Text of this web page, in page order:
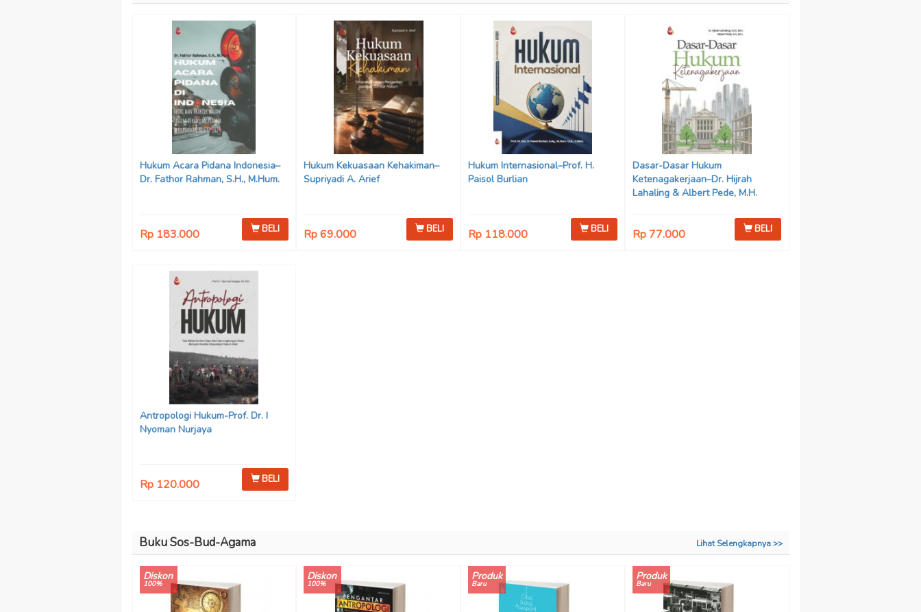
Hukum Acara Pidana Indonesia–
Dr. Fathor Rahman, S.H., M.Hum.
Rp 183.000 BELI
Hukum Kekuasaan Kehakiman–
Supriyadi A. Arief
Rp 69.000 BELI
Hukum Internasional–Prof. H.
Paisol Burlian
Rp 118.000 BELI
Dasar-Dasar Hukum
Ketenagakerjaan–Dr. Hijrah
Lahaling & Albert Pede, M.H.
Rp 77.000 BELI
Antropologi Hukum-Prof. Dr. I
Nyoman Nurjaya
Rp 120.000 BELI
Buku Sos-Bud-Agama Lihat Selengkapnya >>
Diskon
100%
Diskon
100%
Produk
Baru
Produk
Baru